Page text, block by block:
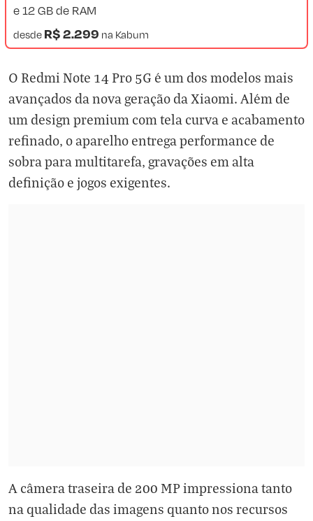
e 12 GB de RAM
desde R$ 2.299 na Kabum
O Redmi Note 14 Pro 5G é um dos modelos mais
avançados da nova geração da Xiaomi. Além de
um design premium com tela curva e acabamento
refinado, o aparelho entrega performance de
sobra para multitarefa, gravações em alta
definição e jogos exigentes.
A câmera traseira de 200 MP impressiona tanto
na qualidade das imagens quanto nos recursos